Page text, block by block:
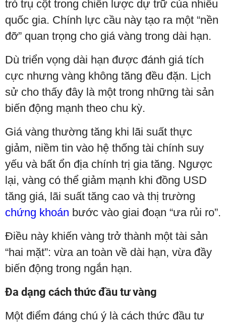
trò trụ cột trong chiến lược dự trữ của nhiều
quốc gia. Chính lực cầu này tạo ra một “nền
đỡ” quan trọng cho giá vàng trong dài hạn.
Dù triển vọng dài hạn được đánh giá tích
cực nhưng vàng không tăng đều đặn. Lịch
sử cho thấy đây là một trong những tài sản
biến động mạnh theo chu kỳ.
Giá vàng thường tăng khi lãi suất thực
giảm, niềm tin vào hệ thống tài chính suy
yếu và bất ổn địa chính trị gia tăng. Ngược
lại, vàng có thể giảm mạnh khi đồng USD
tăng giá, lãi suất tăng cao và thị trường
chứng khoán bước vào giai đoạn “ưa rủi ro”.
Điều này khiến vàng trở thành một tài sản
“hai mặt”: vừa an toàn về dài hạn, vừa đầy
biến động trong ngắn hạn.
Đa dạng cách thức đầu tư vàng
Một điểm đáng chú ý là cách thức đầu tư